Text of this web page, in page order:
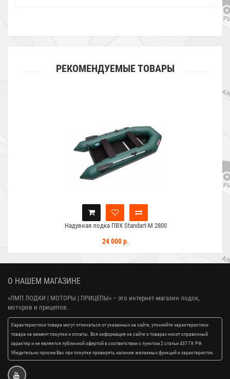
РЕКОМЕНДУЕМЫЕ ТОВАРЫ
Надувная лодка ПВХ Standart-M 2800
24 000 р.
О НАШЕМ МАГАЗИНЕ
«ЛМП ЛОДКИ | МОТОРЫ | ПРИЦЕПЫ» – это интернет-магазин лодок,
моторов и прицепов.
Характеристики товара могут отличаться от указанных на сайте, уточняйте характеристики
товара на момент покупки и оплаты. Вся информация на сайте о товарах носит справочный
характер и не является публичной офертой в соответствии с пунктом 2 статьи 437 ГК РФ.
Убедительно просим Вас при покупке проверять наличие желаемых функций и характеристик.